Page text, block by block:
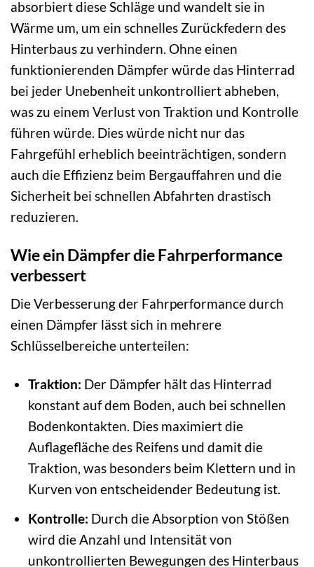
absorbiert diese Schläge und wandelt sie in
Wärme um, um ein schnelles Zurückfedern des
Hinterbaus zu verhindern. Ohne einen
funktionierenden Dämpfer würde das Hinterrad
bei jeder Unebenheit unkontrolliert abheben,
was zu einem Verlust von Traktion und Kontrolle
führen würde. Dies würde nicht nur das
Fahrgefühl erheblich beeinträchtigen, sondern
auch die Effizienz beim Bergauffahren und die
Sicherheit bei schnellen Abfahrten drastisch
reduzieren.
Wie ein Dämpfer die Fahrperformance
verbessert
Die Verbesserung der Fahrperformance durch
einen Dämpfer lässt sich in mehrere
Schlüsselbereiche unterteilen:
Traktion: Der Dämpfer hält das Hinterrad
konstant auf dem Boden, auch bei schnellen
Bodenkontakten. Dies maximiert die
Auflagefläche des Reifens und damit die
Traktion, was besonders beim Klettern und in
Kurven von entscheidender Bedeutung ist.
Kontrolle: Durch die Absorption von Stößen
wird die Anzahl und Intensität von
unkontrollierten Bewegungen des Hinterbaus